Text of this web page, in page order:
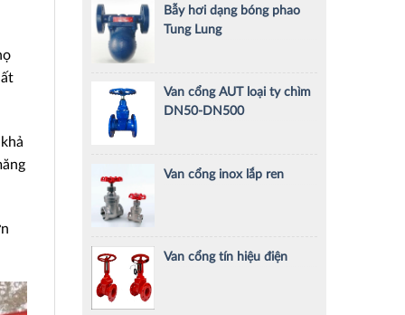
Bẫy hơi dạng bóng phao
Tung Lung
Van cổng AUT loại ty chìm
DN50-DN500
Van cổng inox lắp ren
Van cổng tín hiệu điện